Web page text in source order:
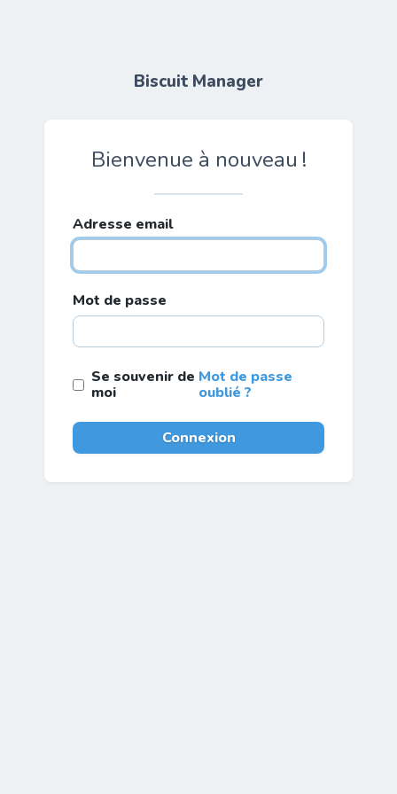
Biscuit Manager
Bienvenue à nouveau !
Adresse email
Mot de passe
Se souvenir de
moi
Mot de passe
oublié ?
Connexion